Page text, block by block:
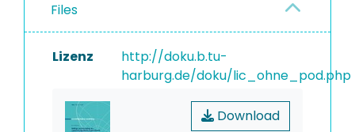
Files
Lizenz
http://doku.b.tu-
harburg.de/doku/lic_ohne_pod.php
Download